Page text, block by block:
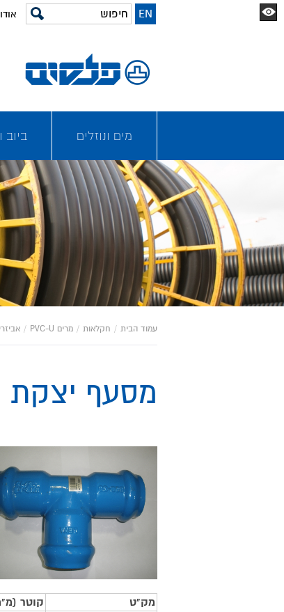
EN
מים ונוזלים ביוב
עמוד הבית / חקלאות / מרים PVC-U /
מסעף יצקת
מאפייני
מק"ט
קוטר